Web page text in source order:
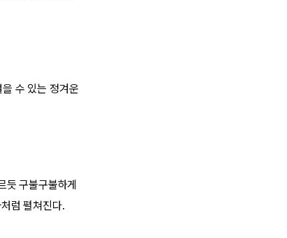
수 있는 정겨운
듯 구불구불하게
럼 펼쳐진다.